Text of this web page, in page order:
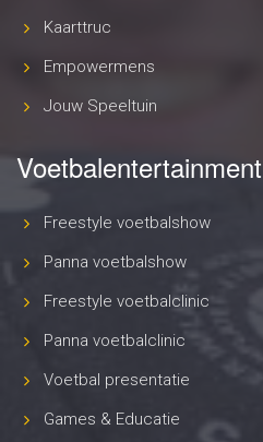
Kaarttruc
Empowermens
Jouw Speeltuin
Voetbalentertainment
Freestyle voetbalshow
Panna voetbalshow
Freestyle voetbalclinic
Panna voetbalclinic
Voetbal presentatie
Games & Educatie